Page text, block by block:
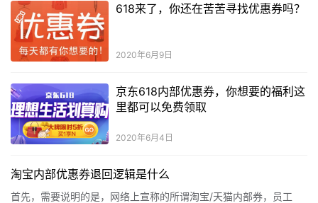
618来了，你还在苦苦寻找优惠券吗？
2020年6月9日
京东618内部优惠券，你想要的福利这
里都可以免费领取
2020年6月4日
淘宝内部优惠券退回逻辑是什么
首先，需要说明的是，网络上宣称的所谓淘宝/天猫内部券，员工